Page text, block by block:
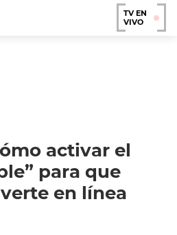
TV EN
VIVO
activar el
para que
en línea